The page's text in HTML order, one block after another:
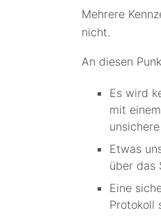
Mehrere
nicht.
An diesen
Es wird
mit
Etwas
über das
Eine
Protokoll